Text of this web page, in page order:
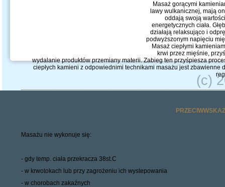
Masaż gorącymi
lawy wulkanicznej, mają
oddają swoją
energetycznych ciała.
działają relaksująco i
podwyższonym napięciu
Masaż ciepłymi
krwi przez mięśnie,
wydalanie produktów przemiany materii. Zabieg ten przyśpiesza
ciepłych kamieni z odpowiednimi technikami masażu jest zbawienne
Masażu nie wykonuje się:
- gdy temp. ciała przekracza 38st.C
- w krwotokach lub przy zagrożeniu ich wystepowania
- w chorobach zakaźnych
(c)